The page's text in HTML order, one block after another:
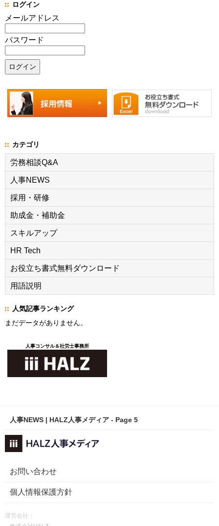
ログイン
メールアドレス
パスワード
カテゴリ
労務相談Q&A
人事NEWS
採用・研修
助成金・補助金
スキルアップ
HR Tech
お役立ち書式無料ダウンロード
用語説明
人気記事ランキング
まだデータがありません。
人事コンサル＆社労士事務所
人事NEWS | HALZ人事メディア - Page 5
お問い合わせ
個人情報保護方針
運営会社：